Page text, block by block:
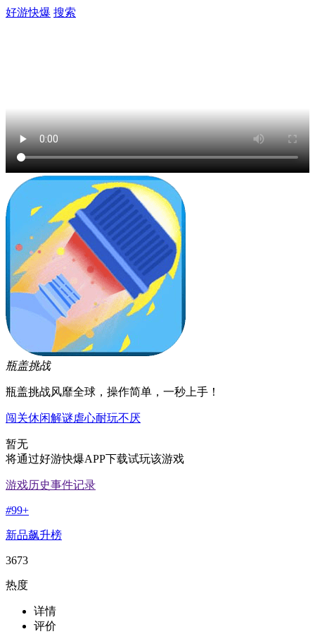
好游快爆 搜索
瓶盖挑战
瓶盖挑战风靡全球，操作简单，一秒上手！
闯关休闲解谜虐心耐玩不厌
暂无
将通过好游快爆APP下载试玩该游戏
游戏历史事件记录
#99+
新品飙升榜
3673
热度
详情
评价